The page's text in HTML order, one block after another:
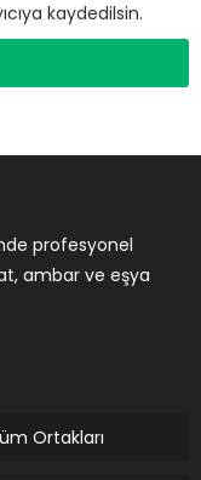
kaydedilsin.
profesyonel
ambar ve eşya
Ortakları